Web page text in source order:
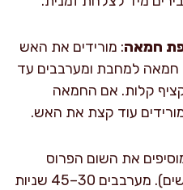
חמאה: מורידים את האש
מוסיפים 60 גרם חמאה למחבת ומערבבים עד
קלות. אם החמאה
עוד קצת את האש.
את השום הפרוס
ופתיתי הצ'ילי (אם משתמשים). מערבבים 30–45 שניות